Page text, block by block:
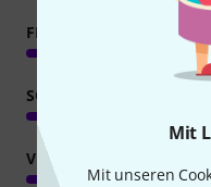
Mit
Mit unseren
FEATURES
SOUND
VERARBEITUNG